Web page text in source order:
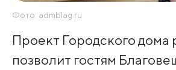
Фото: admblag.ru
Проект Городского дома
позволит гостям